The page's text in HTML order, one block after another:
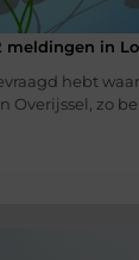
meldingen in
hebt
Overijssel, zo